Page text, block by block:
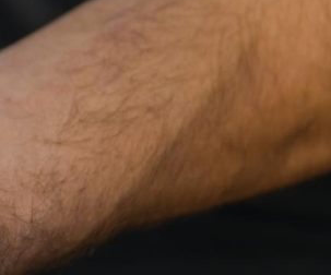
Klettersteig
Multipitch/tradclimb